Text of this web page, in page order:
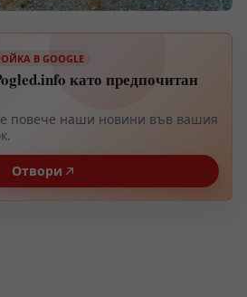
В GOOGLE
като предпочитан
повече наши новини във вашия
Отвори